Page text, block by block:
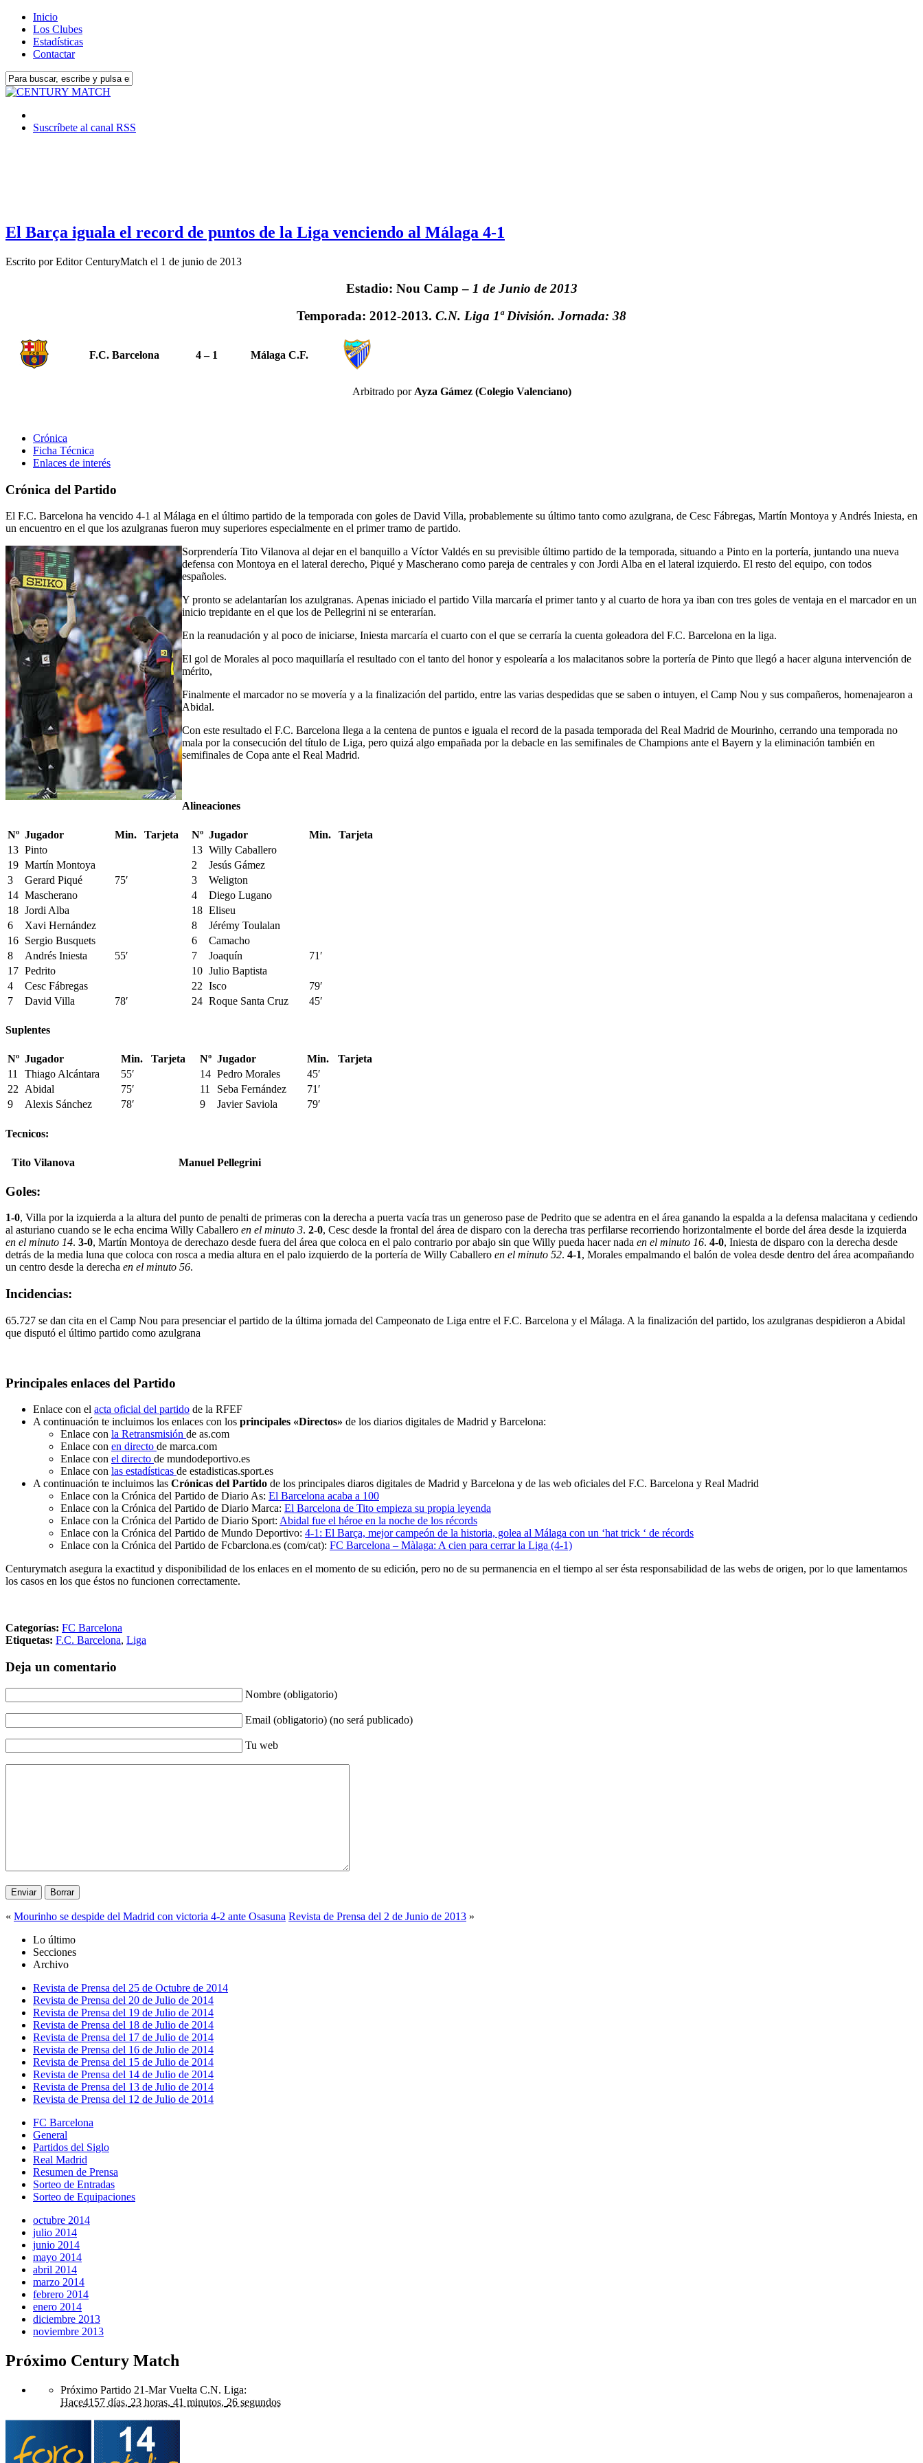
Inicio
Los Clubes
Estadísticas
Contactar
Suscríbete al canal RSS
El Barça iguala el record de puntos de la Liga venciendo al Málaga 4-1
Escrito porEditor CenturyMatch el 1 de junio de 2013
Estadio: Nou Camp – 1 de Junio de 2013
Temporada: 2012-2013. C.N. Liga 1ª División. Jornada: 38
F.C. Barcelona 4 – 1 Málaga C.F.
Arbitrado por Ayza Gámez (Colegio Valenciano)
Crónica
Ficha Técnica
Enlaces de interés
Crónica del Partido
El F.C. Barcelona ha vencido 4-1 al Málaga en el último partido de la temporada con goles de David Villa, probablemente su último tanto como azulgrana, de Cesc Fábregas, Martín Montoya y Andrés Iniesta, en
un encuentro en el que los azulgranas fueron muy superiores especialmente en el primer tramo de partido.
Sorprendería Tito Vilanova al dejar en el banquillo a Víctor Valdés en su previsible último partido de la temporada, situando a Pinto en la portería, juntando una nueva
defensa con Montoya en el lateral derecho, Piqué y Mascherano como pareja de centrales y con Jordi Alba en el lateral izquierdo. El resto del equipo, con todos
españoles.
Y pronto se adelantarían los azulgranas. Apenas iniciado el partido Villa marcaría el primer tanto y al cuarto de hora ya iban con tres goles de ventaja en el marcador en un
inicio trepidante en el que los de Pellegrini ni se enterarían.
En la reanudación y al poco de iniciarse, Iniesta marcaría el cuarto con el que se cerraría la cuenta goleadora del F.C. Barcelona en la liga.
El gol de Morales al poco maquillaría el resultado con el tanto del honor y espolearía a los malacitanos sobre la portería de Pinto que llegó a hacer alguna intervención de
mérito,
Finalmente el marcador no se movería y a la finalización del partido, entre las varias despedidas que se saben o intuyen, el Camp Nou y sus compañeros, homenajearon a
Abidal.
Con este resultado el F.C. Barcelona llega a la centena de puntos e iguala el record de la pasada temporada del Real Madrid de Mourinho, cerrando una temporada no
mala por la consecución del título de Liga, pero quizá algo empañada por la debacle en las semifinales de Champions ante el Bayern y la eliminación también en
semifinales de Copa ante el Real Madrid.
Alineaciones
Nº Jugador Min. Tarjeta Nº Jugador Min.
Tarjeta
13 Pinto 13 Willy Caballero
19 Martín Montoya 2
Jesús Gámez
3
Gerard Piqué 75′ 3
Weligton
14 Mascherano 4
Diego Lugano
18 Jordi Alba 18 Eliseu
6
Xavi Hernández 8
Jérémy Toulalan
16 Sergio Busquets 6
Camacho
8
Andrés Iniesta 55′ 7 Joaquín
71′
17 Pedrito 10 Julio Baptista
4
Cesc Fábregas 22 Isco
79′
7
David Villa 78′ 24 Roque Santa Cruz 45′
Suplentes
Nº Jugador Min. Tarjeta Nº Jugador Min.
Tarjeta
11
Thiago Alcántara 55′ 14 Pedro Morales
45′
22 Abidal 75′ 11 Seba Fernández
71′
9
Alexis Sánchez 78′ 9 Javier Saviola 79′
Tecnicos:
Tito Vilanova Manuel Pellegrini
Goles:
1-0, Villa por la izquierda a la altura del punto de penalti de primeras con la derecha a puerta vacía tras un generoso pase de Pedrito que se adentra en el área ganando la espalda a la defensa malacitana y cediendo
al asturiano cuando se le echa encima Willy Caballero en el minuto 3. 2-0, Cesc desde la frontal del área de disparo con la derecha tras perfilarse recorriendo horizontalmente el borde del área desde la izquierda
en el minuto 14. 3-0, Martín Montoya de derechazo desde fuera del área que coloca en el palo contrario por abajo sin que Willy pueda hacer nada en el minuto 16. 4-0, Iniesta de disparo con la derecha desde
detrás de la media luna que coloca con rosca a media altura en el palo izquierdo de la portería de Willy Caballero en el minuto 52. 4-1, Morales empalmando el balón de volea desde dentro del área acompañando
un centro desde la derecha en el minuto 56.
Incidencias:
65.727 se dan cita en el Camp Nou para presenciar el partido de la última jornada del Campeonato de Liga entre el F.C. Barcelona y el Málaga. A la finalización del partido, los azulgranas despidieron a Abidal
que disputó el último partido como azulgrana
Principales enlaces del Partido
Enlace con el acta oficial del partido de la RFEF
A continuación te incluimos los enlaces con los principales «Directos» de los diarios digitales de Madrid y Barcelona:
Enlace con la Retransmisión de as.com
Enlace con en directo de marca.com
Enlace con el directo de mundodeportivo.es
Enlace con las estadísticas de estadisticas.sport.es
A continuación te incluimos las Crónicas del Partido de los principales diaros digitales de Madrid y Barcelona y de las web oficiales del F.C. Barcelona y Real Madrid
Enlace con la Crónica del Partido de Diario As: El Barcelona acaba a 100
Enlace con la Crónica del Partido de Diario Marca: El Barcelona de Tito empieza su propia leyenda
Enlace con la Crónica del Partido de Diario Sport: Abidal fue el héroe en la noche de los récords
Enlace con la Crónica del Partido de Mundo Deportivo: 4-1: El Barça, mejor campeón de la historia, golea al Málaga con un ‘hat trick ‘ de récords
Enlace con la Crónica del Partido de Fcbarclona.es (com/cat): FC Barcelona – Màlaga: A cien para cerrar la Liga (4-1)
Centurymatch asegura la exactitud y disponibilidad de los enlaces en el momento de su edición, pero no de su permanencia en el tiempo al ser ésta responsabilidad de las webs de origen, por lo que lamentamos
los casos en los que éstos no funcionen correctamente.
Categorías: FC Barcelona
Etiquetas: F.C. Barcelona, Liga
Deja un comentario
Nombre (obligatorio)
Email (obligatorio) (no será publicado)
Tu web
« Mourinho se despide del Madrid con victoria 4-2 ante Osasuna Revista de Prensa del 2 de Junio de 2013 »
Lo último
Secciones
Archivo
Revista de Prensa del 25 de Octubre de 2014
Revista de Prensa del 20 de Julio de 2014
Revista de Prensa del 19 de Julio de 2014
Revista de Prensa del 18 de Julio de 2014
Revista de Prensa del 17 de Julio de 2014
Revista de Prensa del 16 de Julio de 2014
Revista de Prensa del 15 de Julio de 2014
Revista de Prensa del 14 de Julio de 2014
Revista de Prensa del 13 de Julio de 2014
Revista de Prensa del 12 de Julio de 2014
FC Barcelona
General
Partidos del Siglo
Real Madrid
Resumen de Prensa
Sorteo de Entradas
Sorteo de Equipaciones
octubre 2014
julio 2014
junio 2014
mayo 2014
abril 2014
marzo 2014
febrero 2014
enero 2014
diciembre 2013
noviembre 2013
Próximo Century Match
Próximo Partido 21-Mar Vuelta C.N. Liga:
Hace4157 días, 23 horas, 41 minutos, 26 segundos